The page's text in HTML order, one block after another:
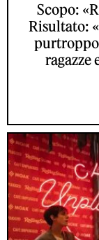
Scopo:
Risultato:
purtroppo
ragazze